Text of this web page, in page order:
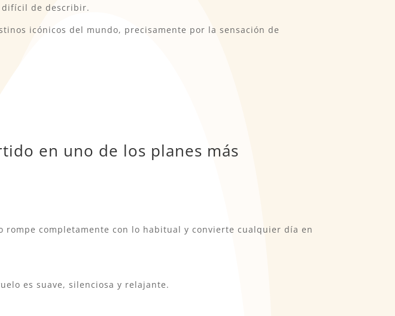
difícil de describir.
icónicos del mundo, precisamente por la sensación de
en uno de los planes más
completamente con lo habitual y convierte cualquier día en
es suave, silenciosa y relajante.